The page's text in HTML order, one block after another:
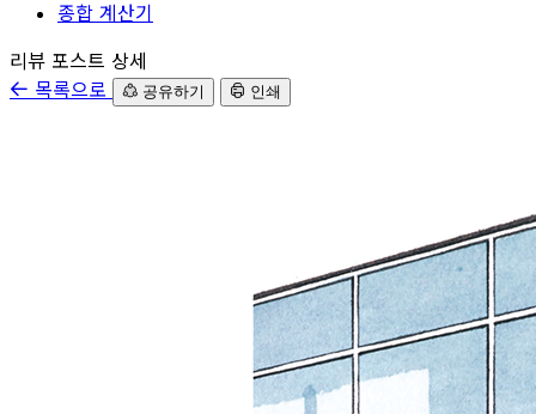
종합 계산기
본문으로 바로가기
리뷰 포스트 상세
목록으로
공유하기 인쇄